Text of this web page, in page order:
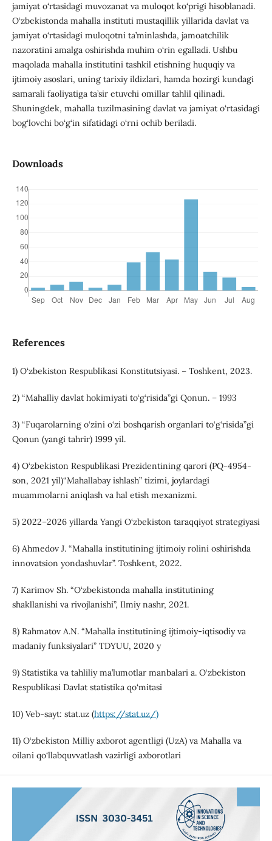
jamiyat o‘rtasidagi muvozanat va muloqot ko‘prigi hisoblanadi.
O‘zbekistonda mahalla instituti mustaqillik yillarida davlat va
jamiyat o‘rtasidagi muloqotni ta’minlashda, jamoatchilik
nazoratini amalga oshirishda muhim o‘rin egalladi. Ushbu
maqolada mahalla institutini tashkil etishning huquqiy va
ijtimoiy asoslari, uning tarixiy ildizlari, hamda hozirgi kundagi
samarali faoliyatiga ta’sir etuvchi omillar tahlil qilinadi.
Shuningdek, mahalla tuzilmasining davlat va jamiyat o‘rtasidagi
bog‘lovchi bo‘g‘in sifatidagi o‘rni ochib beriladi.
Downloads
References
1) O‘zbekiston Respublikasi Konstitutsiyasi. – Toshkent, 2023.
2) “Mahalliy davlat hokimiyati to‘g‘risida”gi Qonun. – 1993
3) “Fuqarolarning o‘zini o‘zi boshqarish organlari to‘g‘risida”gi
Qonun (yangi tahrir) 1999 yil.
4) O‘zbekiston Respublikasi Prezidentining qarori (PQ-4954-
son, 2021 yil)“Mahallabay ishlash” tizimi, joylardagi
muammolarni aniqlash va hal etish mexanizmi.
5) 2022–2026 yillarda Yangi O‘zbekiston taraqqiyot strategiyasi
6) Ahmedov J. “Mahalla institutining ijtimoiy rolini oshirishda
innovatsion yondashuvlar”. Toshkent, 2022.
7) Karimov Sh. “O‘zbekistonda mahalla institutining
shakllanishi va rivojlanishi”, Ilmiy nashr, 2021.
8) Rahmatov A.N. “Mahalla institutining ijtimoiy-iqtisodiy va
madaniy funksiyalari” TDYUU, 2020 y
9) Statistika va tahliliy ma’lumotlar manbalari a. O‘zbekiston
Respublikasi Davlat statistika qo‘mitasi
10) Veb-sayt: stat.uz (https://stat.uz/)
11) O‘zbekiston Milliy axborot agentligi (UzA) va Mahalla va
oilani qo‘llabquvvatlash vazirligi axborotlari